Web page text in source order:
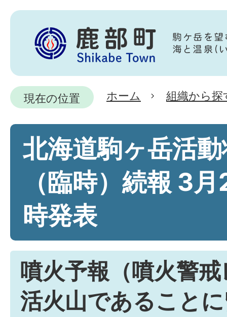
現在の位置 ホーム 組織から探
北海道駒ヶ岳活
（臨時）続報 3
時発表
噴火予報（噴火警
活火山であること